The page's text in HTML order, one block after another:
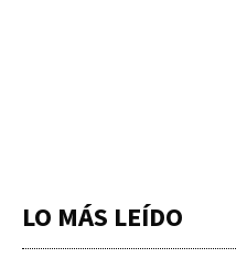
LO MÁS LEÍDO